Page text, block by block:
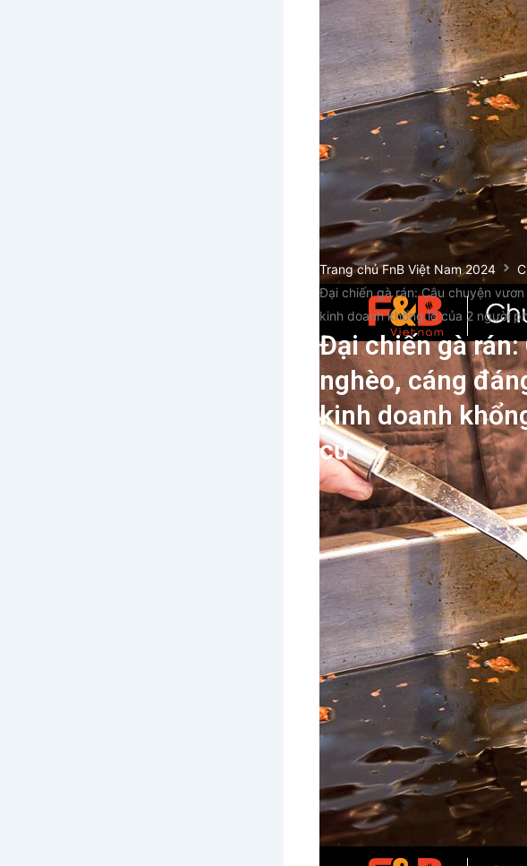
Trang chủ FnB Việt Nam 2024
Đại chiến gà rán: Câu chuyện
kinh doanh khổng lồ của 2 người
Đại chiến gà
nghèo, cáng
kinh doanh
cư